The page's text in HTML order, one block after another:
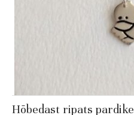
Hõbedast ripats pardike